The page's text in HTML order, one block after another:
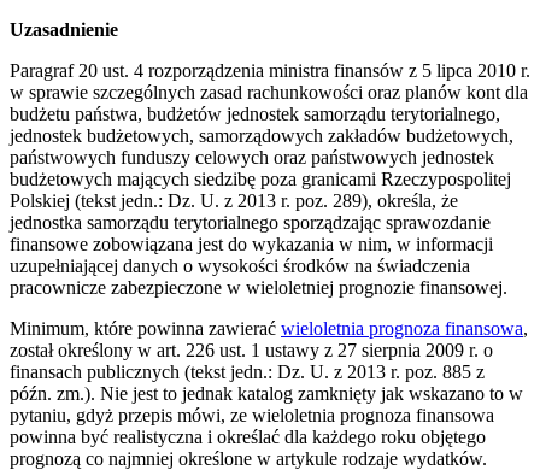
Uzasadnienie
Paragraf 20 ust. 4 rozporządzenia ministra finansów z 5 lipca 2010 r.
w sprawie szczególnych zasad rachunkowości oraz planów kont dla
budżetu państwa, budżetów jednostek samorządu terytorialnego,
jednostek budżetowych, samorządowych zakładów budżetowych,
państwowych funduszy celowych oraz państwowych jednostek
budżetowych mających siedzibę poza granicami Rzeczypospolitej
Polskiej (tekst jedn.: Dz. U. z 2013 r. poz. 289), określa, że
jednostka samorządu terytorialnego sporządzając sprawozdanie
finansowe zobowiązana jest do wykazania w nim, w informacji
uzupełniającej danych o wysokości środków na świadczenia
pracownicze zabezpieczone w wieloletniej prognozie finansowej.
Minimum, które powinna zawierać wieloletnia prognoza finansowa,
został określony w art. 226 ust. 1 ustawy z 27 sierpnia 2009 r. o
finansach publicznych (tekst jedn.: Dz. U. z 2013 r. poz. 885 z
późn. zm.). Nie jest to jednak katalog zamknięty jak wskazano to w
pytaniu, gdyż przepis mówi, ze wieloletnia prognoza finansowa
powinna być realistyczna i określać dla każdego roku objętego
prognozą co najmniej określone w artykule rodzaje wydatków.